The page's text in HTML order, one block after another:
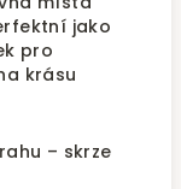
jako
pro
krásu
– skrze